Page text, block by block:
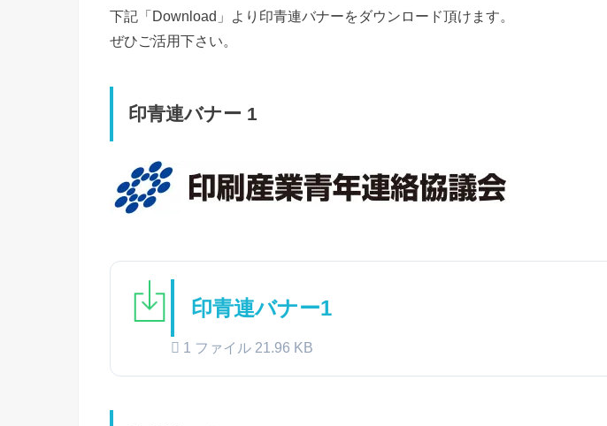
下記「Download」より印青連バナーをダウンロード頂けます。
ぜひご活用下さい。
印青連バナー 1
印青連バナー1
1 ファイル 21.96 KB